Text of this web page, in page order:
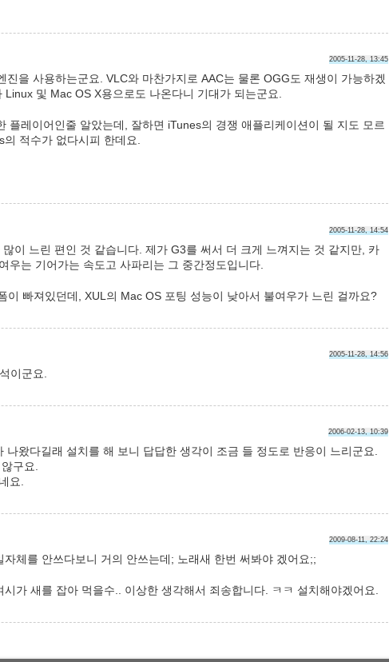
2005-11-28, 13:45
진을 사용하는군요. VLC와 마찬가지로 AAC는 물론 OGG도 재생이 가능하겠
및 Mac OS X용으로도 나온다니 기대가 되는군요.
플레이어인줄 알았는데, 잘하면 iTunes의 경쟁 애플리케이션이 될 지도 모르
적수가 없다시피 한데요.
2005-11-28, 14:54
이 느린 편인 것 같습니다. 제가 G3를 써서 더 크게 느껴지는 것 같지만, 카
우는 기어가는 속도고 사파리는 그 중간정도입니다.
이 빠져있던데, XUL의 Mac OS 포팅 성능이 낮아서 불여우가 느린 걸까요?
2005-11-28, 14:56
이군요.
2006-02-13, 10:39
왔다길래 설치를 해 보니 답답한 생각이 조금 들 정도로 반응이 느리군요.
구요.
요.
2009-08-11, 22:24
체를 안쓰다보니 거의 안쓰는데; 노래새 한번 써봐야 겠어요;;
가 새를 잡아 먹을수.. 이상한 생각해서 죄송합니다. ㅋㅋ 설치해야겠어요.